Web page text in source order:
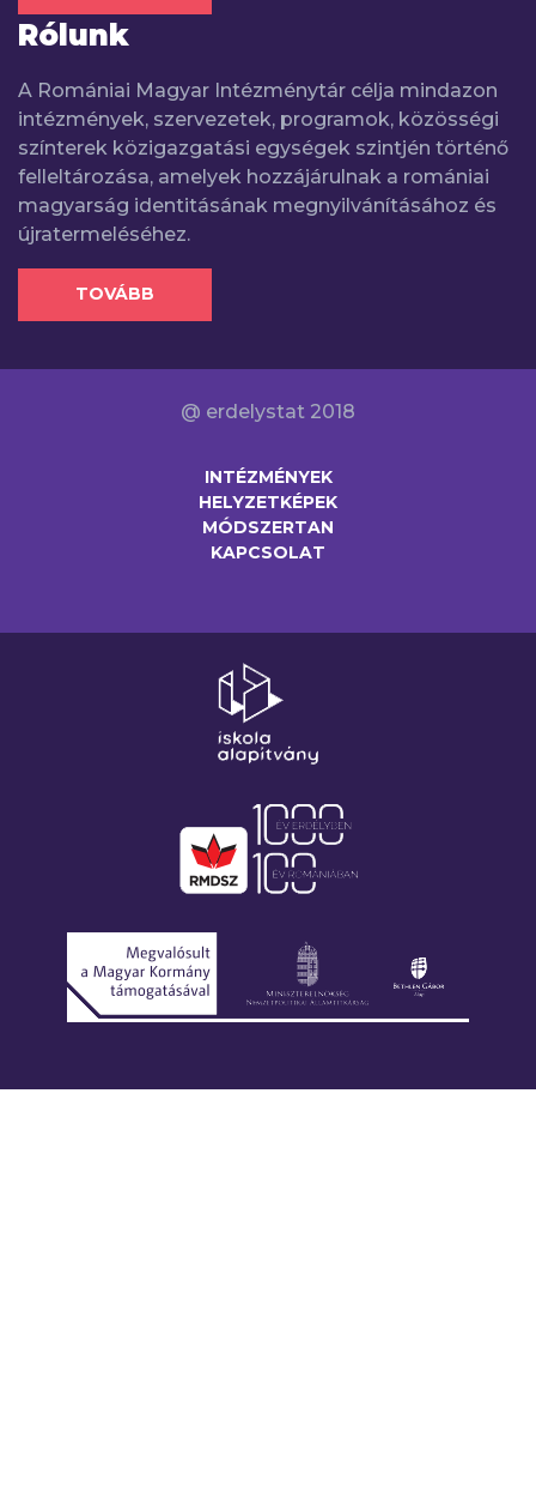
Rólunk
A Romániai Magyar Intézménytár célja mindazon
intézmények, szervezetek, programok, közösségi
színterek közigazgatási egységek szintjén történő
felleltározása, amelyek hozzájárulnak a romániai
magyarság identitásának megnyilvánításához és
újratermeléséhez.
TOVÁBB
@ erdelystat 2018
INTÉZMÉNYEK
HELYZETKÉPEK
MÓDSZERTAN
KAPCSOLAT